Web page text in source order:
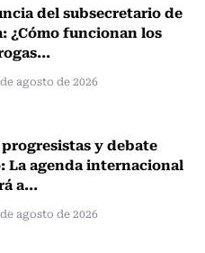
del subsecretario de
¿Cómo funcionan los
agosto de 2026
y debate
La agenda internacional
a...
agosto de 2026